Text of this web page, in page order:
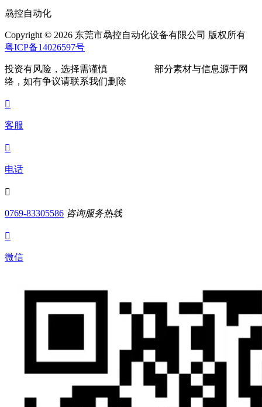
骉控自动化
Copyright © 2026 东莞市骉控自动化设备有限公司 版权所有
粤ICP备14026597号
投资有风险，选择需谨慎 部分素材与信息源于网
络，如有争议请联系我们删除

客服

电话

0769-83305586 咨询服务热线

微信